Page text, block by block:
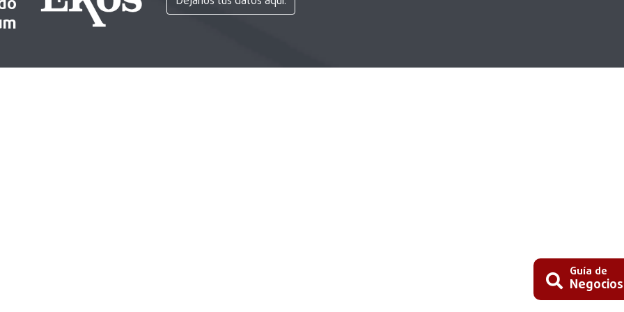
Guía de